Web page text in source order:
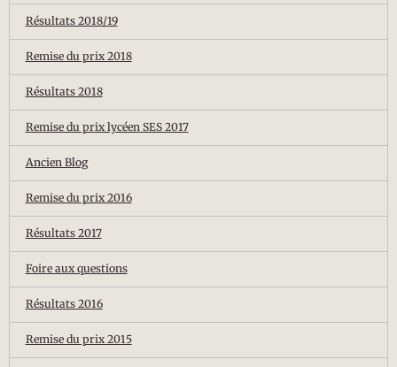
Résultats 2018/19
Remise du prix 2018
Résultats 2018
Remise du prix lycéen SES 2017
Ancien Blog
Remise du prix 2016
Résultats 2017
Foire aux questions
Résultats 2016
Remise du prix 2015